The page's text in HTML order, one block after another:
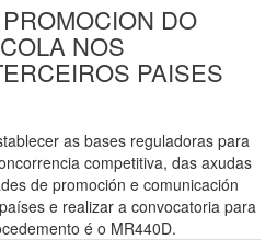
DO
NOS
PAISES
as bases reguladoras para
competitiva, das axudas
de promoción e comunicación
e realizar a convocatoria para
é o MR440D.